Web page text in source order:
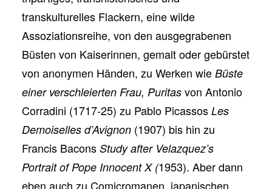
transkulturelles Flackern, eine wilde
Assoziationsreihe, von den ausgegrabenen
Büsten von Kaiserinnen, gemalt oder gebürstet
von anonymen Händen, zu Werken wie Büste
einer verschleierten Frau, Puritas von Antonio
Corradini (1717-25) zu Pablo Picassos Les
Demoiselles d’Avignon (1907) bis hin zu
Francis Bacons Study after Velazquez’s
Portrait of Pope Innocent X (1953). Aber dann
eben auch zu Comicromanen, japanischen